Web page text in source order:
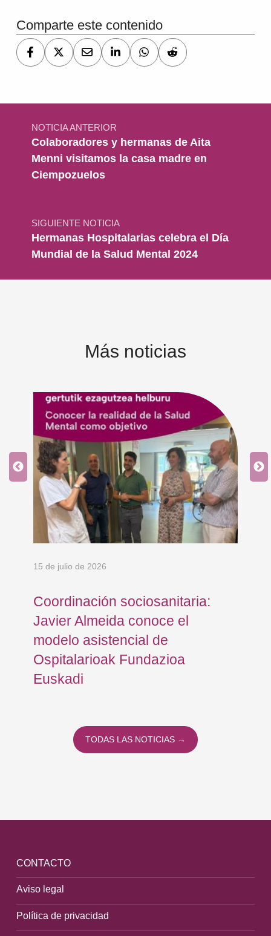
Comparte este contenido
Navegación de entradas
NOTICIA ANTERIOR
Colaboradores y hermanas de Aita
Menni visitamos la casa madre en
Ciempozuelos
SIGUIENTE NOTICIA
Hermanas Hospitalarias celebra el Día
Mundial de la Salud Mental 2024
Más noticias
15 de julio de 2026
Coordinación sociosanitaria:
Javier Almeida conoce el
modelo asistencial de
Ospitalarioak Fundazioa
Euskadi
TODAS LAS NOTICIAS →
CONTACTO
Aviso legal
Política de privacidad